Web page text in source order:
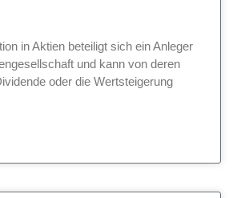
in Aktien beteiligt sich ein Anleger
und kann von deren
oder die Wertsteigerung